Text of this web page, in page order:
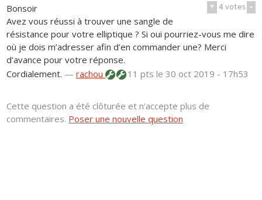
+ 4votes -
Bonsoir
Avez vous réussi à trouver une sangle de
résistance pour votre elliptique ? Si oui pourriez-vous me dire
où je dois m’adresser afin d’en commander une? Merci
d’avance pour votre réponse.
Cordialement. —rachou 11 ptsle 30 oct 2019 - 17h53
Cette question a été clôturée et n'accepte plus de
commentaires. Poser une nouvelle question